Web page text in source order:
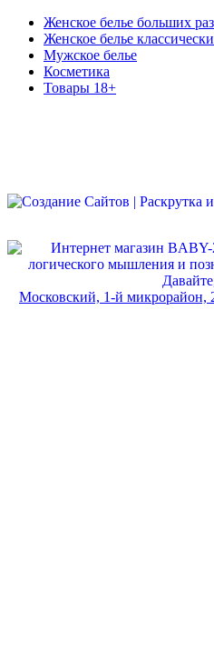
Женское белье больших
Женское белье
Мужское белье
Косметика
Товары 18+
Московский, 1-й